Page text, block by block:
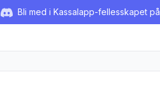
Bli med i Kassalapp-fellesskapet på